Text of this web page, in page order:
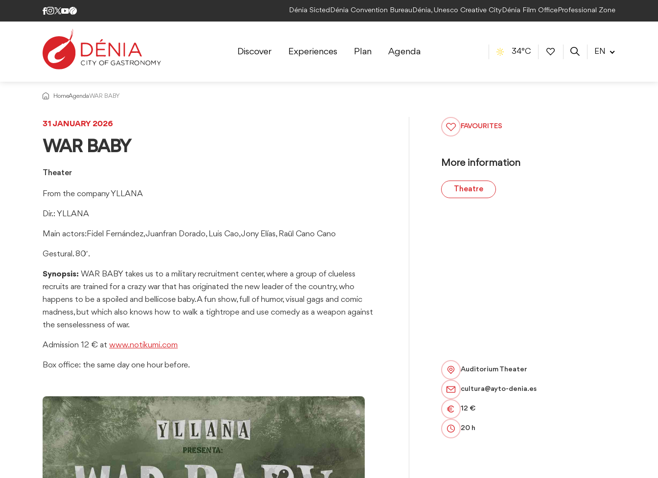
Dénia Sicted Dénia Convention Bureau Dénia, Unesco Creative CityDénia Film OfficeProfessional Zone
Discover Experiences Plan Agenda 34°C EN
HomeAgendaWAR BABY
31 JANUARY 2026
WAR BABY
Theater
From the company YLLANA
Dir.: YLLANA
Main actors:Fidel Fernández, Juanfran Dorado, Luis Cao, Jony Elías, Raül Cano Cano
Gestural. 80′.
Synopsis: WAR BABY takes us to a military recruitment center, where a group of clueless
recruits are trained for a crazy war that has originated the new leader of the country, who
happens to be a spoiled and bellicose baby. A fun show, full of humor, visual gags and comic
madness, but which also knows how to walk a tightrope and use comedy as a weapon against
the senselessness of war.
Admission 12 € at www.notikumi.com
Box office: the same day one hour before.
FAVOURITES
More information
Theatre
Auditorium Theater
cultura@ayto-denia.es
12 €
20 h